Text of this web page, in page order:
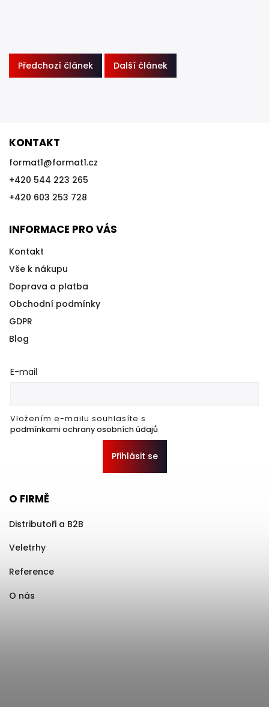
Předchozí článek Další článek
KONTAKT
format1@format1.cz
+420 544 223 265
+420 603 253 728
INFORMACE PRO VÁS
Kontakt
Vše k nákupu
Doprava a platba
Obchodní podmínky
GDPR
Blog
E-mail
Vložením e-mailu souhlasíte s
podmínkami ochrany osobních údajů
Přihlásit se
O FIRMĚ
Distributoři a B2B
Veletrhy
Reference
O nás